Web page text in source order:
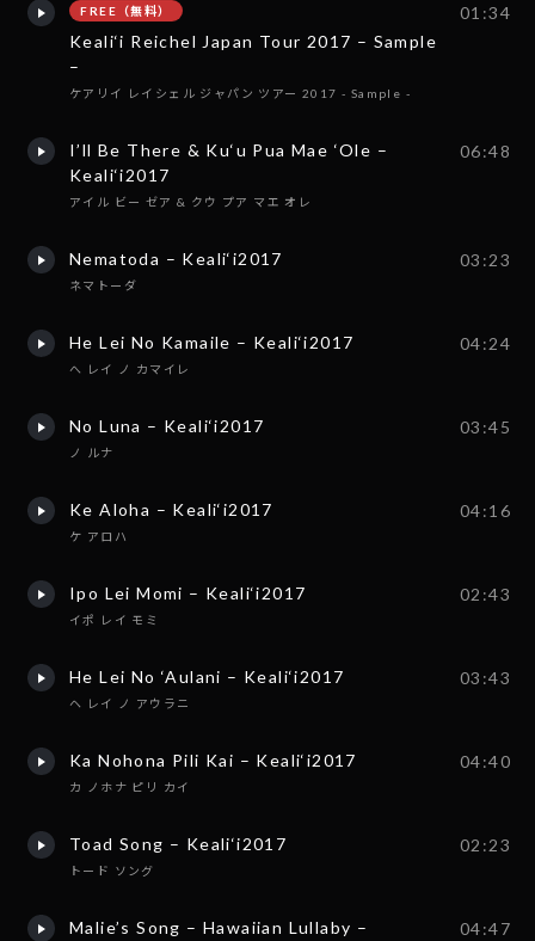
FREE（無料）
Keali‘i Reichel Japan Tour 2017 – Sample
–
ケアリイ レイシェル ジャパン ツアー 2017 - Sample -
01:34
I’ll Be There & Ku‘u Pua Mae ‘Ole –
Keali‘i2017
アイル ビー ゼア & クウ プア マエ オレ
06:48
Nematoda – Keali‘i2017
ネマトーダ
03:23
He Lei No Kamaile – Keali‘i2017
へ レイ ノ カマイレ
04:24
No Luna – Keali‘i2017
ノ ルナ
03:45
Ke Aloha – Keali‘i2017
ケ アロハ
04:16
Ipo Lei Momi – Keali‘i2017
イポ レイ モミ
02:43
He Lei No ‘Aulani – Keali‘i2017
ヘ レイ ノ アウラニ
03:43
Ka Nohona Pili Kai – Keali‘i2017
カ ノホナ ピリ カイ
04:40
Toad Song – Keali‘i2017
トード ソング
02:23
Malie’s Song – Hawaiian Lullaby –
04:47